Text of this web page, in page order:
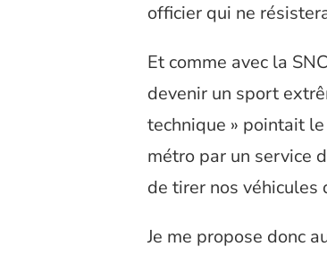
officier qui ne
Et comme avec la
devenir un sport
technique » pointait
métro par un service
de tirer nos véhicules
Je me propose donc